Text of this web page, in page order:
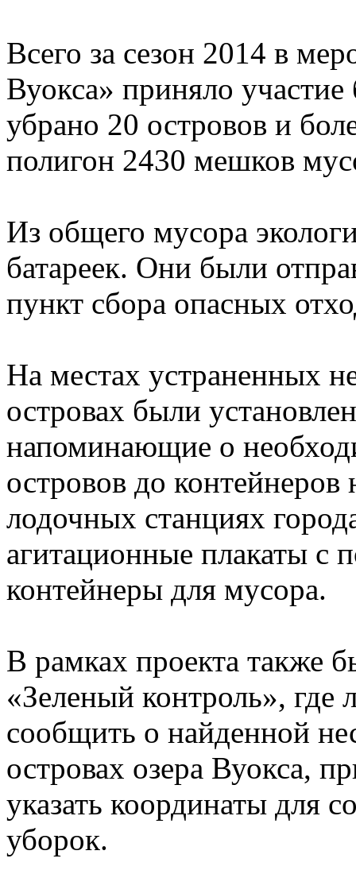
Всего за сезон 2014 в
Вуокса» приняло
убрано 20 островов и
полигон 2430 мешков
Из общего мусора
батареек. Они были
пункт сбора опасных
На местах устраненных
островах были
напоминающие о
островов до контейнеров
лодочных станциях
агитационные плакаты с
контейнеры для мусора.
В рамках проекта также
«Зеленый контроль»,
сообщить о найденной
островах озера Вуокса,
указать координаты для
уборок.